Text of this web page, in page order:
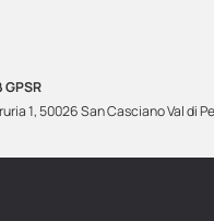
1, 50026 San Casciano Val